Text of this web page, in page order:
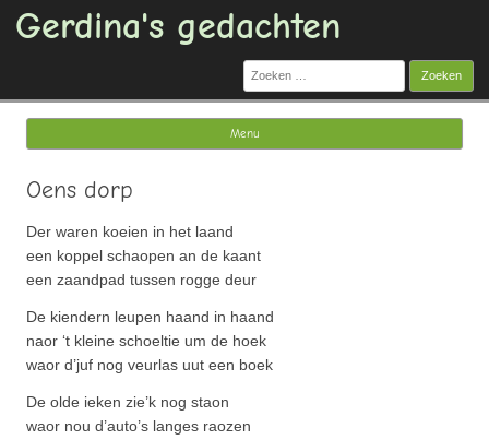
Gerdina's gedachten
Zoeken
naar:
Menu
Oens dorp
Der waren koeien in het laand
een koppel schaopen an de kaant
een zaandpad tussen rogge deur
De kiendern leupen haand in haand
naor ‘t kleine schoeltie um de hoek
waor d’juf nog veurlas uut een boek
De olde ieken zie’k nog staon
waor nou d’auto’s langes raozen